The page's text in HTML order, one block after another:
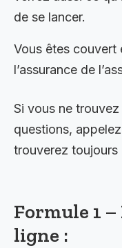
de se lancer.
Vous êtes couvert
l’assurance de
Si vous ne
questions,
trouverez
Formule 1
ligne :